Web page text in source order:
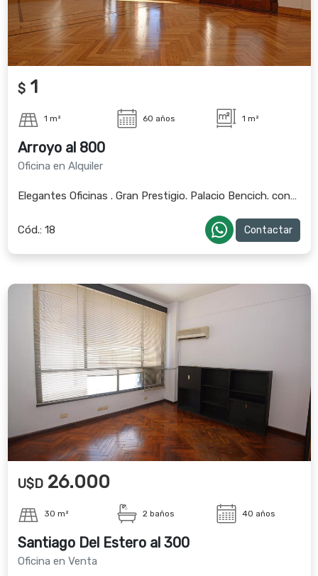
$ 1
1 m² 60 años 1 m²
Arroyo al 800
Oficina en Alquiler
Elegantes Oficinas . Gran Prestigio. Palacio Bencich. consul
Cód.: 18 Contactar
U$D 26.000
30 m² 2 baños 40 años
Santiago Del Estero al 300
Oficina en Venta